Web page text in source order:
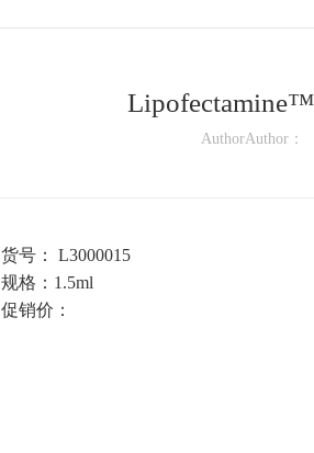
AuthorAuthor：
货号： L3000015
规格：1.5ml
促销价：